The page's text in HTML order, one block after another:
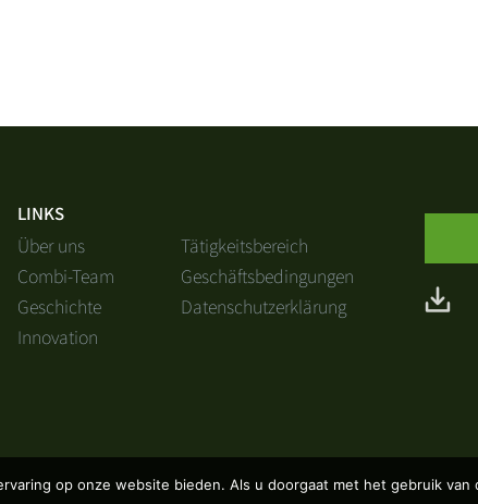
LINKS
Über uns
Combi-Team
Geschichte
Innovation
Tätigkeitsbereich
Geschäftsbedingungen
Datenschutzerklärung
op onze website bieden. Als u doorgaat met het gebruik